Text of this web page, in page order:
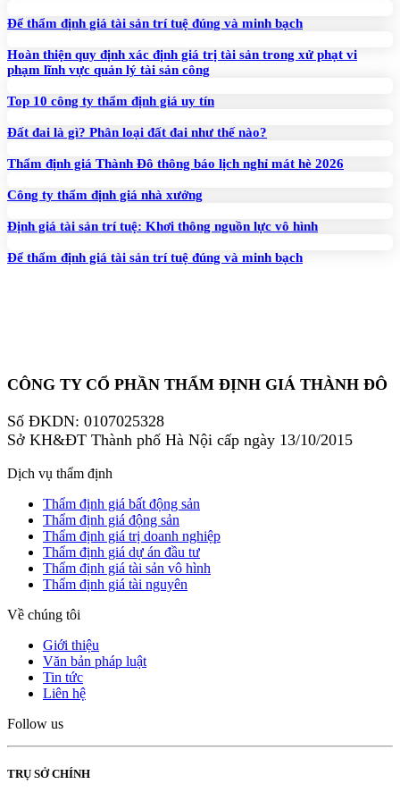
Để thẩm định giá tài sản trí tuệ đúng và minh bạch
Hoàn thiện quy định xác định giá trị tài sản trong xử phạt vi
phạm lĩnh vực quản lý tài sản công
Top 10 công ty thẩm định giá uy tín
Đất đai là gì? Phân loại đất đai như thế nào?
Thẩm định giá Thành Đô thông báo lịch nghỉ mát hè 2026
Công ty thẩm định giá nhà xưởng
Định giá tài sản trí tuệ: Khơi thông nguồn lực vô hình
Để thẩm định giá tài sản trí tuệ đúng và minh bạch
CÔNG TY CỔ PHẦN THẨM ĐỊNH GIÁ THÀNH ĐÔ
Số ĐKDN: 0107025328
Sở KH&ĐT Thành phố Hà Nội cấp ngày 13/10/2015
Dịch vụ thẩm định
Thẩm định giá bất động sản
Thẩm định giá động sản
Thẩm định giá trị doanh nghiệp
Thẩm định giá dự án đầu tư
Thẩm định giá tài sản vô hình
Thẩm định giá tài nguyên
Về chúng tôi
Giới thiệu
Văn bản pháp luật
Tin tức
Liên hệ
Follow us
TRỤ SỞ CHÍNH